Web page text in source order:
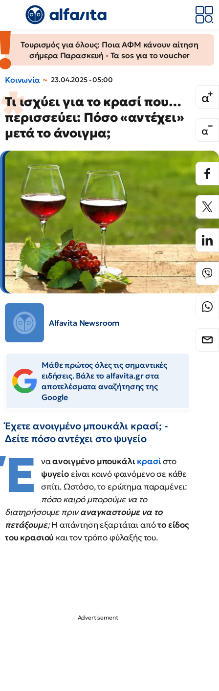
Τουρισμός για όλους: Ποια ΑΦΜ κάνουν αίτηση
σήμερα Παρασκευή - Τα sos για το voucher
Κοινωνία 23.04.2025 - 05:00
Τι ισχύει για το κρασί που…
περισσεύει: Πόσο «αντέχει»
μετά το άνοιγμα;
Alfavita Newsroom
Μάθε πρώτος όλες τις σημαντικές
ειδήσεις. Βάλε το alfavita.gr στα
αποτελέσματα αναζήτησης της
Google
Έχετε ανοιγμένο μπουκάλι κρασί; -
Δείτε πόσο αντέχει στο ψυγείο
Έ ναανοιγμένο μπουκάλικρασίστο
ψυγείοείναι κοινό φαινόμενο σε κάθε
σπίτι. Ωστόσο, το ερώτημα παραμένει:
πόσο καιρό μπορούμε να το
διατηρήσουμε πριναναγκαστούμε να το
πετάξουμε;Η απάντηση εξαρτάται απότο είδος
του κρασιού και τον τρόπο φύλαξής του.